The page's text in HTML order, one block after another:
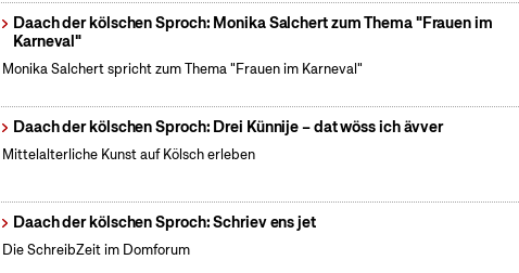
Daach der kölschen Sproch: Monika Salchert zum Thema "Frauen im
Karneval"
Monika Salchert spricht zum Thema "Frauen im Karneval"
Daach der kölschen Sproch: Drei Künnije – dat wöss ich ävver
Mittelalterliche Kunst auf Kölsch erleben
Daach der kölschen Sproch: Schriev ens jet
Die SchreibZeit im Domforum